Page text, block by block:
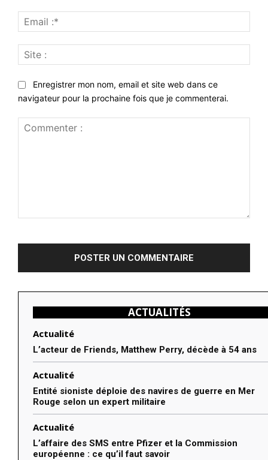
:*
:
Enregistrer mon nom, email et site web dans ce
navigateur pour la prochaine fois que je commenterai.
ACTUALITÉS
Actualité
L’acteur de Friends, Matthew Perry, décède à 54 ans
Actualité
Entité sioniste déploie des navires de guerre en Mer
Rouge selon un expert militaire
Actualité
L’affaire des SMS entre Pfizer et la Commission
européenne : ce qu’il faut savoir